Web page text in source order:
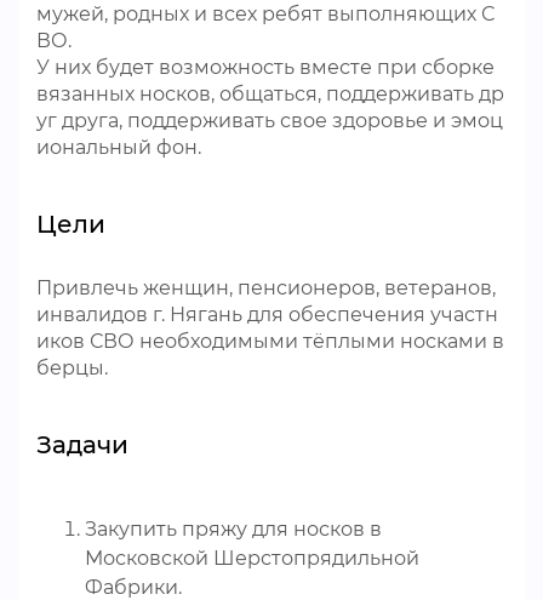
мужей, родных и всех ребят выполняющих С
ВО.
У них будет возможность вместе при сборке
вязанных носков, общаться, поддерживать др
уг друга, поддерживать свое здоровье и эмоц
иональный фон.
Цели
Привлечь женщин, пенсионеров, ветеранов,
инвалидов г. Нягань для обеспечения участн
иков СВО необходимыми тёплыми носками в
берцы.
Задачи
Закупить пряжу для носков в
Московской Шерстопрядильной
Фабрики.